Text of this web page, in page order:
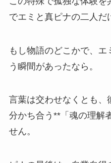
でエミと真ピナの二人だ
もし物語のどこかで、
う瞬間があったなら。
言葉は交わせなくとも、
分かち合う**「魂の理解
せん。